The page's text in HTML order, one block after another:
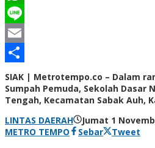
WhatsApp
Line
Email
Share
SIAK | Metrotempo.co – Dalam
Sumpah Pemuda, Sekolah Dasar
Tengah, Kecamatan Sabak Auh,
LINTAS DAERAH
Jumat 1
METRO TEMPO
Sebar
Tweet